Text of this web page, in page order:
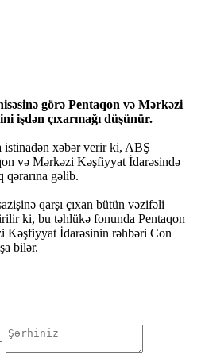
görə Pentaqon və Mərkəzi
işdən çıxarmağı düşünür.
istinadən xəbər verir ki, ABŞ
və Mərkəzi Kəşfiyyat İdarəsində
qərarına gəlib.
qarşı çıxan bütün vəzifəli
ki, bu təhlükə fonunda Pentaqon
Kəşfiyyat İdarəsinin rəhbəri Con
bilər.